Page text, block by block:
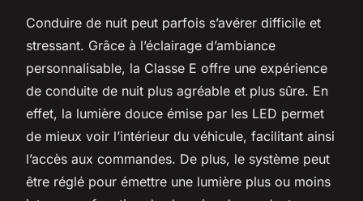
Conduire de nuit peut parfois s’avérer difficile et
stressant. Grâce à l’éclairage d’ambiance
personnalisable, la Classe E offre une expérience
de conduite de nuit plus agréable et plus sûre. En
effet, la lumière douce émise par les LED permet
de mieux voir l’intérieur du véhicule, facilitant ainsi
l’accès aux commandes. De plus, le système peut
être réglé pour émettre une lumière plus ou moins